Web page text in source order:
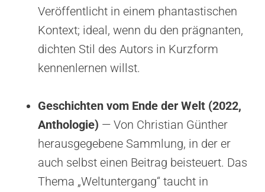
Veröffentlicht in einem phantastischen
Kontext; ideal, wenn du den prägnanten,
dichten Stil des Autors in Kurzform
kennenlernen willst.
Geschichten vom Ende der Welt (2022,
Anthologie) — Von Christian Günther
herausgegebene Sammlung, in der er
auch selbst einen Beitrag beisteuert. Das
Thema „Weltuntergang“ taucht in